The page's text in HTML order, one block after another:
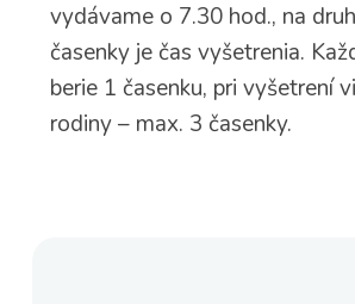
vydávame o 7.30 hod., na
časenky je čas vyšetrenia.
berie 1 časenku, pri vyšetrení
rodiny – max. 3 časenky.